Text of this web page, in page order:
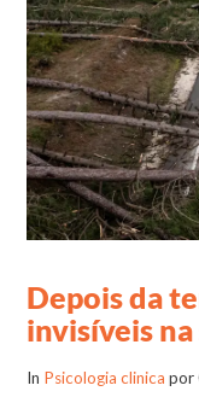
Depois da
invisíveis
In Psicologia clinica por